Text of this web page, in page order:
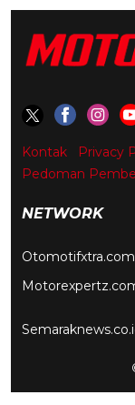
Kontak Privacy
Pedoman
NETWORK
Otomotifxtra.com